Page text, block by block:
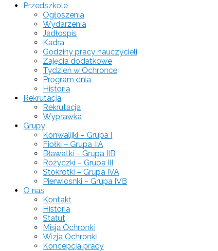
Przedszkole
Ogłoszenia
Wydarzenia
Jadłospis
Kadra
Godziny pracy nauczycieli
Zajęcia dodatkowe
Tydzień w Ochronce
Program dnia
Historia
Rekrutacja
Rekrutacja
Wyprawka
Grupy
Konwalijki – Grupa I
Fiołki – Grupa IIA
Bławatki – Grupa IIB
Różyczki – Grupa III
Stokrotki – Grupa IVA
Pierwiosnki – Grupa IVB
O nas
Kontakt
Historia
Statut
Misja Ochronki
Wizja Ochronki
Koncepcja pracy